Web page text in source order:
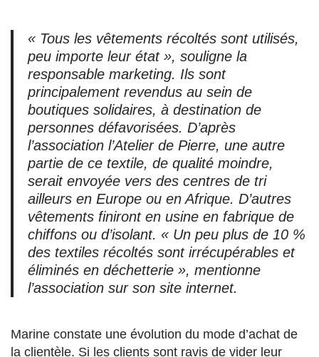
« Tous les vêtements récoltés sont utilisés,
peu importe leur état », souligne la
responsable marketing. Ils sont
principalement revendus au sein de
boutiques solidaires, à destination de
personnes défavorisées. D’après
l’association l’Atelier de Pierre, une autre
partie de ce textile, de qualité moindre,
serait envoyée vers des centres de tri
ailleurs en Europe ou en Afrique. D’autres
vêtements finiront en usine en fabrique de
chiffons ou d’isolant. « Un peu plus de 10 %
des textiles récoltés sont irrécupérables et
éliminés en déchetterie », mentionne
l’association sur son site internet.
Marine constate une évolution du mode d’achat de
la clientèle. Si les clients sont ravis de vider leur